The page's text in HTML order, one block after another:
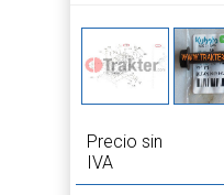
Precio sin
IVA